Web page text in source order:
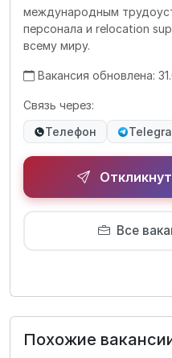
международным
персонала и relocation
всему миру.
Вакансия обновлена:
Связь через:
Телефон
Все
Похожие